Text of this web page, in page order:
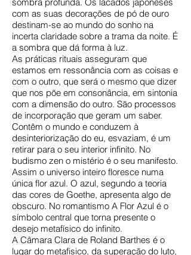
com as suas decorações de pó de ouro
destinam-se ao mundo do sonho na
incerta claridade sobre a trama da noite. É
a sombra que dá forma à luz.
As práticas rituais asseguram que
estamos em ressonância com as coisas e
com o outro, que será o mesmo que dizer
que nos põe em consonância, em sintonia
com a dimensão do outro. São processos
de incorporação que geram um saber.
Contêm o mundo e conduzem à
desinteriorização do eu, esvaziam, é um
retirar para o seu interior infinito. No
budismo zen o mistério é o seu manifesto.
Assim o universo inteiro floresce numa
única flor azul. O azul, segundo a teoria
das cores de Goethe, apresenta algo de
obscuro. No romantismo A Flor Azul é o
símbolo central que torna presente o
desejo metafísico do infinito.
A Câmara Clara de Roland Barthes é o
lugar do metafisico, da superação do luto,